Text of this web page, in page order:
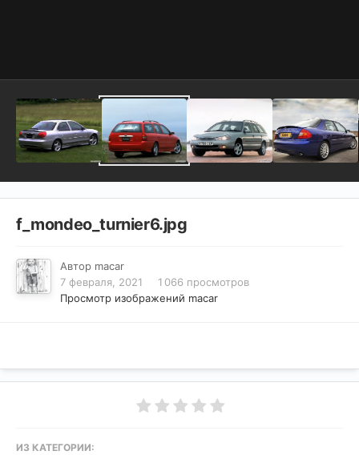
f_mondeo_turnier6.jpg
Автор macar
7 февраля, 2021
1 066 просмотров
Просмотр изображений macar
ИЗ КАТЕГОРИИ: